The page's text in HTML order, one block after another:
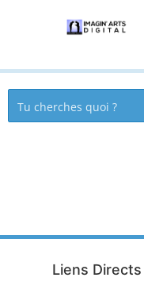
Liens Directs